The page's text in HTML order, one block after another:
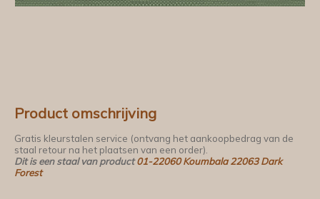
Product omschrijving
Gratis kleurstalen service (ontvang het aankoopbedrag van de
staal retour na het plaatsen van een order).
Dit is een staal van product01-22060 Koumbala 22063 Dark
Forest